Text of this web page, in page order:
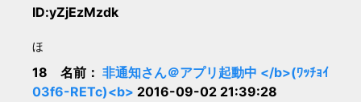
ID:yZjEzMzdk
ほ
18 名前： 非通知さん＠アプリ起動中 </b>(ﾜｯﾁｮｲ
03f6-RETc)<b> 2016-09-02 21:39:28